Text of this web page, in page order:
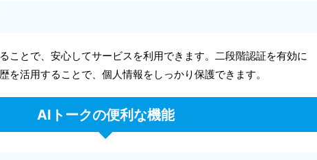
ことで、安心してサービスを利用できます。二段階認証を有効に
を活用することで、個人情報をしっかり保護できます。
AIトークの便利な機能